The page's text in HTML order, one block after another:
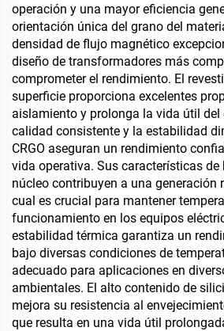
operación y una mayor eficiencia
orientación única del grano del
densidad de flujo magnético
diseño de transformadores más
comprometer el rendimiento. El
superficie proporciona excelentes
aislamiento y prolonga la vida útil del
calidad consistente y la estabilidad
CRGO aseguran un rendimiento
vida operativa. Sus características de
núcleo contribuyen a una generación
cual es crucial para mantener
funcionamiento en los equipos
estabilidad térmica garantiza un
bajo diversas condiciones de
adecuado para aplicaciones en
ambientales. El alto contenido de
mejora su resistencia al
que resulta en una vida útil